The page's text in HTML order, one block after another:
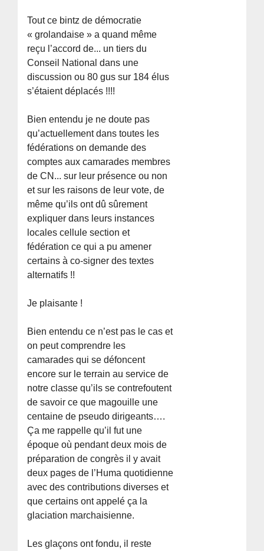
Tout ce bintz de démocratie
« grolandaise » a quand même
reçu l’accord de... un tiers du
Conseil National dans une
discussion ou 80 gus sur 184 élus
s’étaient déplacés !!!!
Bien entendu je ne doute pas
qu’actuellement dans toutes les
fédérations on demande des
comptes aux camarades membres
de CN... sur leur présence ou non
et sur les raisons de leur vote, de
même qu’ils ont dû sûrement
expliquer dans leurs instances
locales cellule section et
fédération ce qui a pu amener
certains à co-signer des textes
alternatifs !!
Je plaisante !
Bien entendu ce n’est pas le cas et
on peut comprendre les
camarades qui se défoncent
encore sur le terrain au service de
notre classe qu’ils se contrefoutent
de savoir ce que magouille une
centaine de pseudo dirigeants….
Ça me rappelle qu’il fut une
époque où pendant deux mois de
préparation de congrès il y avait
deux pages de l’Huma quotidienne
avec des contributions diverses et
que certains ont appelé ça la
glaciation marchaisienne.
Les glaçons ont fondu, il reste